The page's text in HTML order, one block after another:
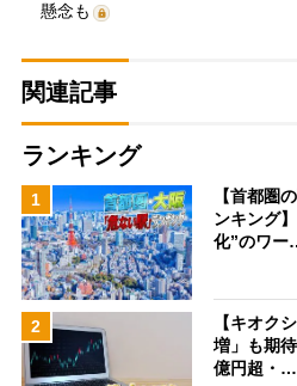
懸念も
関連記事
ランキング
1
【首都圏
ンキング
化”のワ
2
【キオク
増」も期
億円超・…